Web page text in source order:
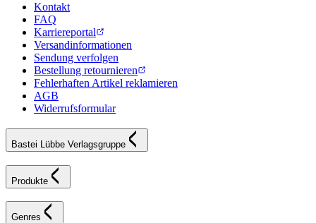
Kontakt
FAQ
Karriereportal
Versandinformationen
Sendung verfolgen
Bestellung retournieren
Fehlerhaften Artikel reklamieren
AGB
Widerrufsformular
Bastei Lübbe Verlagsgruppe
Produkte
Genres